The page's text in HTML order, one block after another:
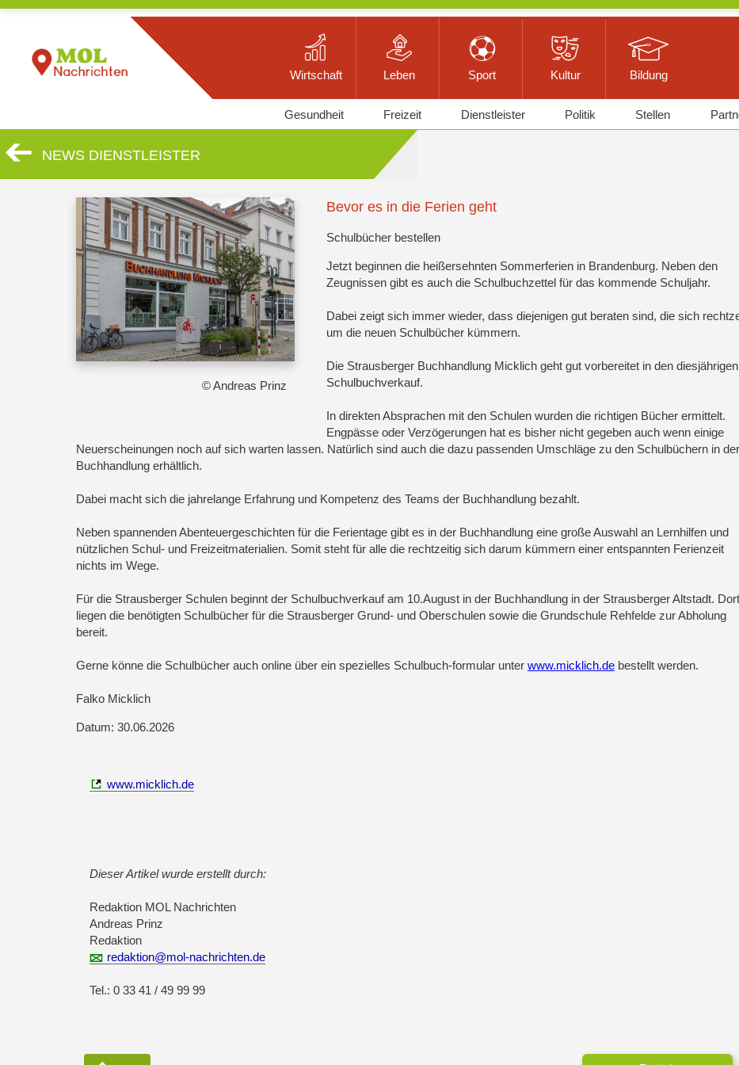
Wirtschaft Leben Sport Kultur Bildung
Gesundheit Freizeit Dienstleister Politik Stellen
NEWS DIENSTLEISTER
© Andreas Prinz
Bevor es in die Ferien geht
Schulbücher bestellen
Jetzt beginnen die heißersehnten Sommerferien in Brandenburg. Neben den
Zeugnissen gibt es auch die Schulbuchzettel für das kommende Schuljahr.
Dabei zeigt sich immer wieder, dass diejenigen gut beraten sind, die sich
um die neuen Schulbücher kümmern.
Die Strausberger Buchhandlung Micklich geht gut vorbereitet in den diesjährigen
Schulbuchverkauf.
In direkten Absprachen mit den Schulen wurden die richtigen Bücher ermittelt.
Engpässe oder Verzögerungen hat es bisher nicht gegeben auch wenn einige
Neuerscheinungen noch auf sich warten lassen. Natürlich sind auch die dazu passenden Umschläge zu den Schulbüchern in der
Buchhandlung erhältlich.
Dabei macht sich die jahrelange Erfahrung und Kompetenz des Teams der Buchhandlung bezahlt.
Neben spannenden Abenteuergeschichten für die Ferientage gibt es in der Buchhandlung eine große Auswahl an Lernhilfen und
nützlichen Schul- und Freizeitmaterialien. Somit steht für alle die rechtzeitig sich darum kümmern einer entspannten Ferienzeit
nichts im Wege.
Für die Strausberger Schulen beginnt der Schulbuchverkauf am 10.August in der Buchhandlung in der Strausberger Altstadt. Dort
liegen die benötigten Schulbücher für die Strausberger Grund- und Oberschulen sowie die Grundschule Rehfelde zur Abholung
bereit.
Gerne könne die Schulbücher auch online über ein spezielles Schulbuch-formular unter www.micklich.debestellt werden.
Falko Micklich
Datum: 30.06.2026
www.micklich.de
Dieser Artikel wurde erstellt durch:
Redaktion MOL Nachrichten
Andreas Prinz
Redaktion
redaktion@mol-nachrichten.de
Tel.: 0 33 41 / 49 99 99